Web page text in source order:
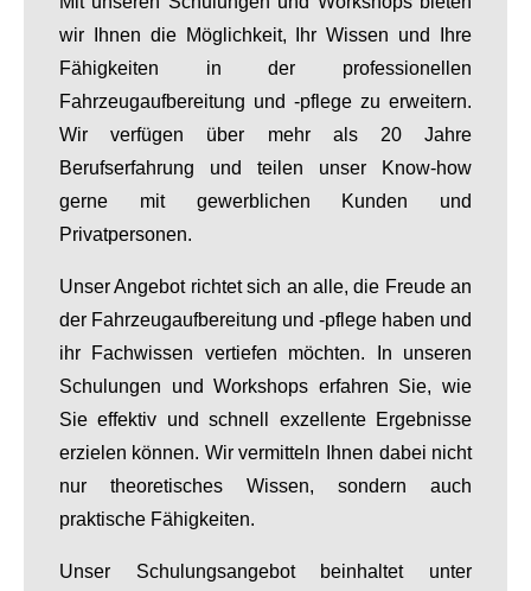
wir Ihnen die Möglichkeit, Ihr Wissen und Ihre
Fähigkeiten in der professionellen
Fahrzeugaufbereitung und -pflege zu erweitern.
Wir verfügen über mehr als 20 Jahre
Berufserfahrung und teilen unser Know-how
gerne mit gewerblichen Kunden und
Privatpersonen.
Unser Angebot richtet sich an alle, die Freude an
der Fahrzeugaufbereitung und -pflege haben und
ihr Fachwissen vertiefen möchten. In unseren
Schulungen und Workshops erfahren Sie, wie
Sie effektiv und schnell exzellente Ergebnisse
erzielen können. Wir vermitteln Ihnen dabei nicht
nur theoretisches Wissen, sondern auch
praktische Fähigkeiten.
Unser Schulungsangebot beinhaltet unter